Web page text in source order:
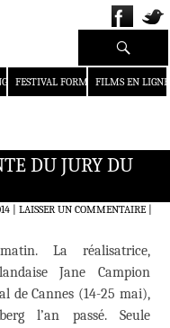
FESTIVAL FORMAT COURT
FILMS EN LIGNE
Recherche
DU JURY DU
LAISSER UN COMMENTAIRE|
La réalisatrice,
Jane Campion
de Cannes (14-25 mai),
l’an passé. Seule